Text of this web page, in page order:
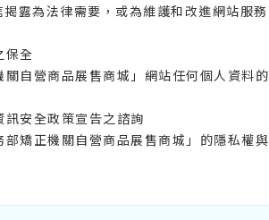
露為法律需要，或為維護和改進網站服務
保全
關自營商品展售商城」網站任何個人資料
訊安全政策宣告之諮詢
部矯正機關自營商品展售商城」的隱私權